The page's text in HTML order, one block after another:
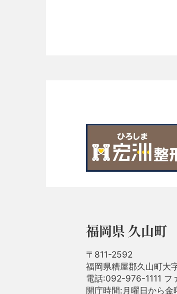
福岡県 久山町
〒811-2592
福岡県糟屋郡久山町大
電話:092-976-1111
開庁時間:月曜日から